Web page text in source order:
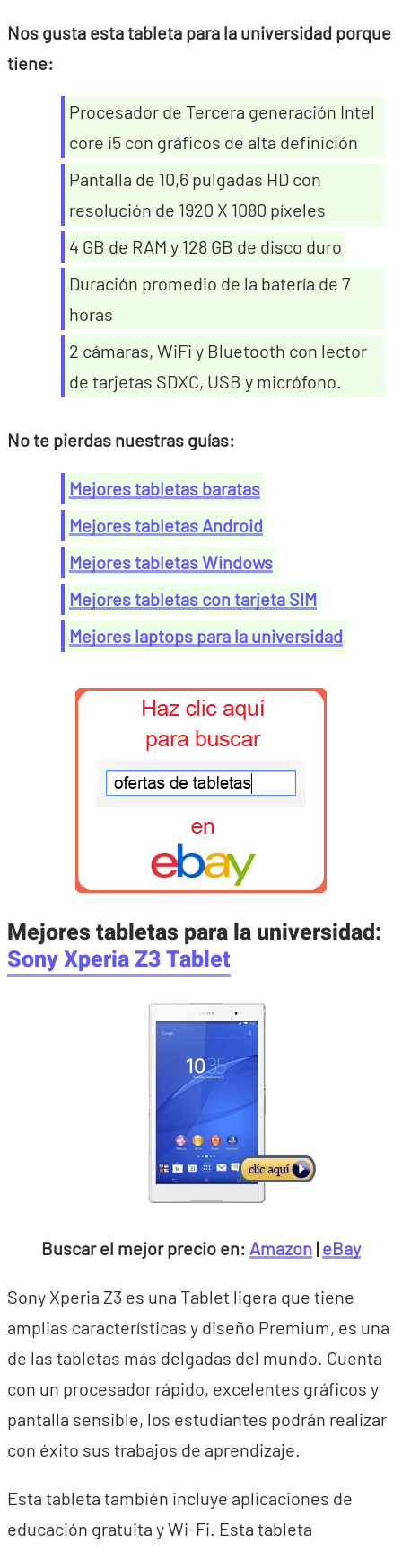
Nos gusta esta tableta para la universidad porque
tiene:
Procesador de Tercera generación Intel
core i5 con gráficos de alta definición
Pantalla de 10,6 pulgadas HD con
resolución de 1920 X 1080 píxeles
4 GB de RAM y 128 GB de disco duro
Duración promedio de la batería de 7
horas
2 cámaras, WiFi y Bluetooth con lector
de tarjetas SDXC, USB y micrófono.
No te pierdas nuestras guías:
Mejores tabletas baratas
Mejores tabletas Android
Mejores tabletas Windows
Mejores tabletas con tarjeta SIM
Mejores laptops para la universidad
Mejores tabletas para la universidad:
Sony Xperia Z3 Tablet
Buscar el mejor precio en: Amazon |eBay
Sony Xperia Z3 es una Tablet ligera que tiene
amplias características y diseño Premium, es una
de las tabletas más delgadas del mundo. Cuenta
con un procesador rápido, excelentes gráficos y
pantalla sensible, los estudiantes podrán realizar
con éxito sus trabajos de aprendizaje.
Esta tableta también incluye aplicaciones de
educación gratuita y Wi-Fi. Esta tableta